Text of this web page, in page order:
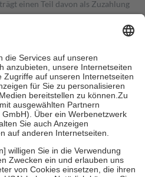
einen Teil davon als Zuzahlung
Zuzahlungen in Höhe von zehn
nie mehr als die tatsächlichen
auch für Online-Apotheken.
beträgt die
sowie zehn Euro je
für ihre eigene Gesundheit zu
der Familie zu unterstützen,
zum vollendeten 18. Lebensjahr